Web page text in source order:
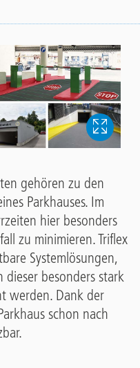
gehören zu den
Parkhauses. Im
hier besonders
zu minimieren. Triflex
Systemlösungen,
besonders stark
werden. Dank der
schon nach